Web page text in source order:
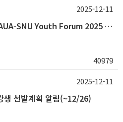
(~12/30) 아시아대학연맹 AUA-SNU Youth Forum 2025 참가자 선발 안내
40979
2025-12-11
생 선발계획 알림(~12/26)
2025-12-11